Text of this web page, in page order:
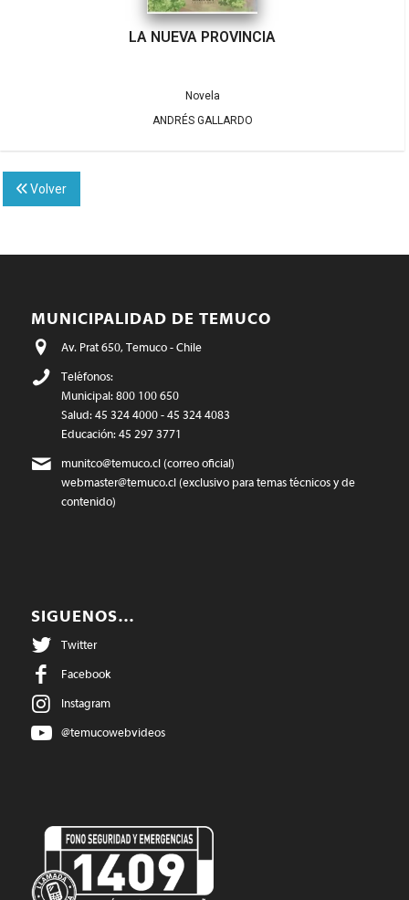
LA NUEVA PROVINCIA
Novela
ANDRÉS GALLARDO
Volver
MUNICIPALIDAD DE TEMUCO
Av. Prat 650, Temuco - Chile
Teléfonos:
Municipal: 800 100 650
Salud: 45 324 4000 - 45 324 4083
Educación: 45 297 3771
munitco@temuco.cl(correo oficial)
webmaster@temuco.cl(exclusivo para temas técnicos y de
contenido)
SIGUENOS…
Twitter
Facebook
Instagram
@temucowebvideos